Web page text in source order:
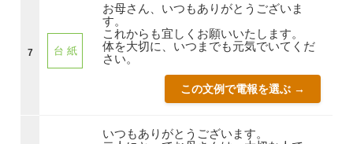
7 台 紙
お母さん、いつもありがとうございま
す。
これからも宜しくお願いいたします。
体を大切に、いつまでも元気でいてくだ
さい。
この文例で電報を選ぶ →
いつもありがとうございます。